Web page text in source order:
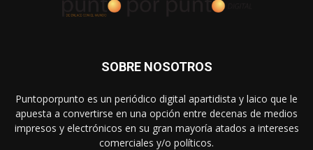
SOBRE NOSOTROS
Puntoporpunto es un periódico digital apartidista y laico que le
apuesta a convertirse en una opción entre decenas de medios
impresos y electrónicos en su gran mayoría atados a intereses
comerciales y/o políticos.